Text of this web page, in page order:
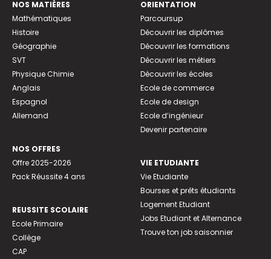
NOS MATIÈRES
Mathématiques
Histoire
Géographie
SVT
Physique Chimie
Anglais
Espagnol
Allemand
NOS OFFRES
Offre 2025-2026
Pack Réussite 4 ans
REUSSITE SCOLAIRE
Ecole Primaire
Collège
CAP
ORIENTATION
Parcoursup
Découvrir les diplômes
Découvrir les formations
Découvrir les métiers
Découvrir les écoles
Ecole de commerce
Ecole de design
Ecole d’ingénieur
Devenir partenaire
VIE ETUDIANTE
Vie Etudiante
Bourses et prêts étudiants
Logement Etudiant
Jobs Etudiant et Alternance
Trouve ton job saisonnier